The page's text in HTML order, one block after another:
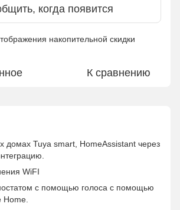
когда появится
накопительной скидки
К сравнению
домах Tuya smart, HomeAssistant через
WiFI
с помощью голоса с помощью